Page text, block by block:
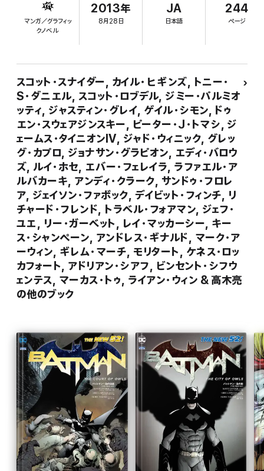
●収録作品●
『ALL-STAR WESTERN』#9,『BATMAN』#8-11
『BATMAN ANNUAL』#1
『DETECTIVE COMICS』#9
『BIRDS OF PREY』#9
『NIGHTWING』#8-9
『BATMAN AND ROBIN』#9
『CATWOMAN』#9
『RED FOOD AND THE OUTLAWS』#9
(c) & TM DC.
マンガ／グラフィッ
クノベル
2013年
8月28日
JA
日本語
244
ページ
スコット・スナイダー, カイル・ヒギンズ, トニー・
S・ダニエル, スコット・ロブデル, ジミー・パルミオ
ッティ, ジャスティン・グレイ, ゲイル・シモン, ドゥ
エン・スウェアジンスキー, ピーター・J・トマシ, ジ
ェームス・タイニオンIV, ジャド・ウィニック, グレッ
グ・カプロ, ジョナサン・グラピオン, エディ・バロウ
ズ, ルイ・ホセ, エバー・フェレイラ, ラファエル・ア
ルバカーキ, アンディ・クラーク, サンドゥ・フロレ
ア, ジェイソン・ファボック, デイビット・フィンチ, リ
チャード・フレンド, トラベル・フォアマン, ジェフ・
ユエ, リー・ガーベット, レイ・マッカーシー, キー
ス・シャンペーン, アンドレス・ギナルド, マーク・ア
ーウィン, ギレム・マーチ, モリタート, ケネス・ロッ
カフォート, アドリアン・シアフ, ビンセント・シフウ
ェンテス, マーカス・トゥ, ライアン・ウィン & 高木亮
の他のブック